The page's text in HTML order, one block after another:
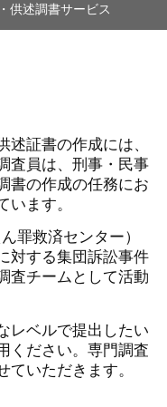
供述調書サービス
証書の作成には、
査員は、刑事・民事
書の作成の任務にお
ます。
罪救済センター）
対する集団訴訟事件
査チームとして活動
レベルで提出したい
ください。専門調査
ていただきます。